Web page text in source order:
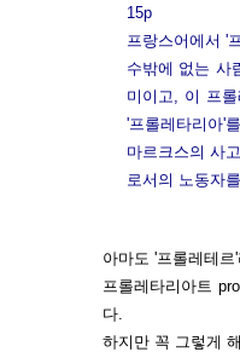
15p
프랑스어에서 '
수밖에 없는 사
미이고, 이 프
'프롤레타리아'
마르크스의 사
로서의 노동자
아마도 '프롤레테
프롤레타리아트
다.
하지만 꼭 그렇게